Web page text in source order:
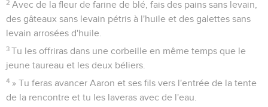
2 Avec de la fleur de farine de blé, fais des pains sans levain,
des gâteaux sans levain pétris à l'huile et des galettes sans
levain arrosées d'huile.
3 Tu les offriras dans une corbeille en même temps que le
jeune taureau et les deux béliers.
4 » Tu feras avancer Aaron et ses fils vers l'entrée de la tente
de la rencontre et tu les laveras avec de l'eau.